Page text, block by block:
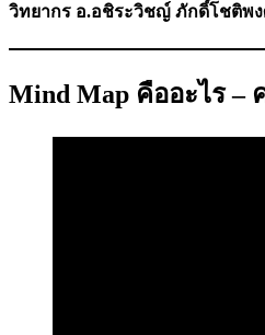
วิทยากร อ.อชิระวิชญ์ ภักดิ์โชติพ
Mind Map คืออะไร –